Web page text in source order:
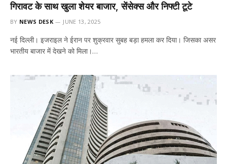
गिरावट के साथ खुला शेयर बाजार, सेंसेक्स और निफ्टी टूटे
BY NEWS DESK JUNE 13, 2025
नई दिल्ली। इजराइल ने ईरान पर शुक्रवार सुबह बड़ा हमला कर दिया। जिसका असर
भारतीय बाजार में देखने को मिला।…